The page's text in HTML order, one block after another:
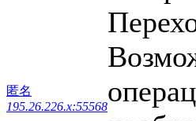
匿名
195.26.226.x:55568